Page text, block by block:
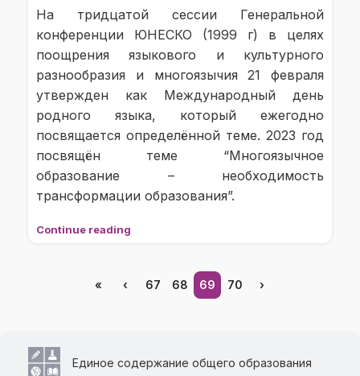
На тридцатой сессии Генеральной
конференции ЮНЕСКО (1999 г) в целях
поощрения языкового и культурного
разнообразия и многоязычия 21 февраля
утвержден как Международный день
родного языка, который ежегодно
посвящается определённой теме. 2023 год
посвящён теме “Многоязычное
образование – необходимость
трансформации образования”.
Continue reading
« ‹ 67 68 69 70 ›
Единое содержание общего образования